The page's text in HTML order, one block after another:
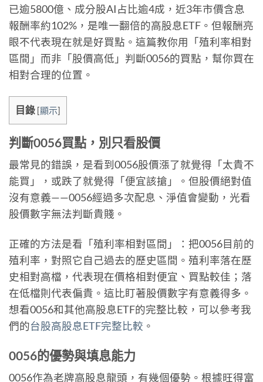
已逾5800億、成分股AI占比逾4成，近3年市價含息
報酬率約102%，是唯一翻倍的高股息ETF。但報酬亮
眼不代表現在就是好買點。這篇教你用「殖利率相對
區間」而非「股價高低」判斷0056的買點，幫你買在
相對合理的位置。
目錄 [顯示]
判斷0056買點，別只看股價
最常見的錯誤，是看到0056股價漲了就覺得「太貴不
能買」，或跌了就覺得「便宜該搶」。但股價絕對值
沒有意義——0056經過多次配息、淨值會變動，光看
股價數字無法判斷貴賤。
正確的方法是看「殖利率相對區間」：把0056目前的
殖利率，對照它自己過去的歷史區間。殖利率落在歷
史相對高檔，代表現在價格相對便宜、買點較佳；落
在低檔則代表偏貴。這比盯著股價數字有意義得多。
想看0056和其他高股息ETF的完整比較，可以參考我
們的台股高股息ETF完整比較 。
0056的優勢與填息能力
0056作為老牌高股息龍頭，有幾個優勢。根據旺得富